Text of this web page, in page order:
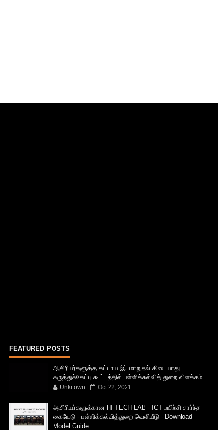
FEATURED POSTS
ஆசிரியர்களுக்கு கட்டாய இடமாறுதல் கிடையாது:
கருத்துக்கேட்பு கூட்டத்தில் பள்ளிக்கல்வித் துறை விளக்கம்
Unknown Oct 22, 2021
ஆசிரியர்களுக்கான HI TECH LAB - ICT பயிற்சி சார்ந்த
கையேடு - பள்ளிக்கல்வித்துறை வெளியீடு - Download
Model Guide